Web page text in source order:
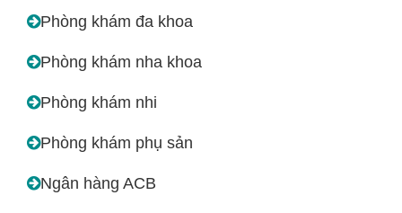
Phòng khám đa khoa
Phòng khám nha khoa
Phòng khám nhi
Phòng khám phụ sản
Ngân hàng ACB